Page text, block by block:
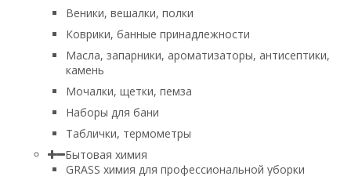
Веники, вешалки, полки
Коврики, банные принадлежности
Масла, запарники, ароматизаторы, антисептики,
камень
Мочалки, щетки, пемза
Наборы для бани
Таблички, термометры
Бытовая химия
GRASS химия для профессиональной уборки